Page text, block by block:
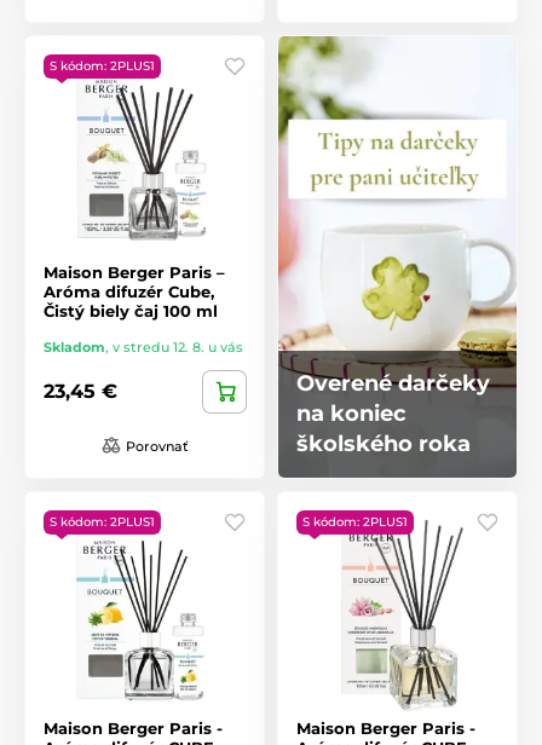
S kódom: 2PLUS1
Maison Berger Paris –
Aróma difuzér Cube,
Čistý biely čaj 100 ml
Skladom, v stredu 12. 8. u vás
23,45 €
Porovnať
Overené darčeky
na koniec
školského roka
S kódom: 2PLUS1
Maison Berger Paris -
S kódom: 2PLUS1
Maison Berger Paris -